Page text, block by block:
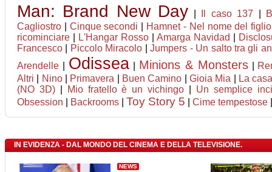
Man: Brand New Day Il caso 137
Cagliostro
Cinque secondi Hamnet - Nel nome del figlio
ricominciare
L'Hangar Rosso Amarga Navidad
Francesco
Piccolo Miracolo |Jumpers - Un salto tra gli
Arendelle
Odissea| Minions & Monsters|
Altri
Nino| Primavera Buen Camino |Gioia Mia
La
(NO 3D)| Mio fratello è un vichingo
Un semplice
Obsession
Backrooms Toy Story 5 Cime tempestose
IN EVIDENZA - DAL MONDO DEL CINEMA E DELLA TELEVISIONE.
NEWS